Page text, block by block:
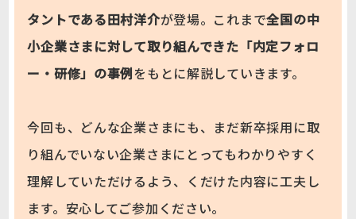
タントである田村洋介が登場。これまで全国の中
小企業さまに対して取り組んできた「内定フォロ
ー・研修」の事例 をもとに解説していきます。
今回も、どんな企業さまにも、まだ新卒採用に取
り組んでいない企業さまにとってもわかりやすく
理解していただけるよう、くだけた内容に工夫し
ます。安心してご参加ください。